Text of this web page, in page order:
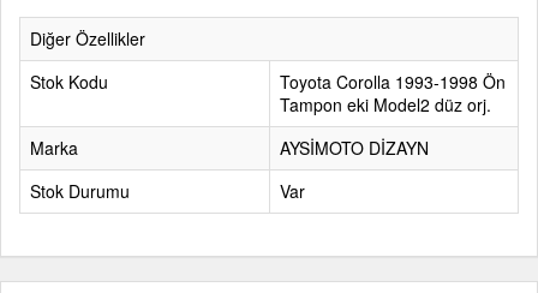
Diğer Özellikler
Stok Kodu
Toyota Corolla 1993-1998 Ön
Tampon eki Model2 düz orj.
Marka
AYSİMOTO DİZAYN
Stok Durumu
Var